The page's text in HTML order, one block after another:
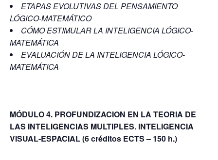
ETAPAS EVOLUTIVAS DEL PENSAMIENTO
LÓGICO-MATEMÁTICO
CÓMO ESTIMULAR LA INTELIGENCIA LÓGICO-
MATEMÁTICA
EVALUACIÓN DE LA INTELIGENCIA LÓGICO-
MATEMÁTICA
MÓDULO 4. PROFUNDIZACION EN LA TEORIA DE
LAS INTELIGENCIAS MULTIPLES. INTELIGENCIA
VISUAL-ESPACIAL(6 créditos ECTS – 150 h.)